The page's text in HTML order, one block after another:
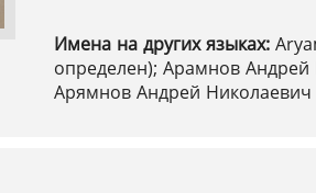
Имена на других языках:
определен); Арамнов Андрей
Арямнов Андрей Николаевич